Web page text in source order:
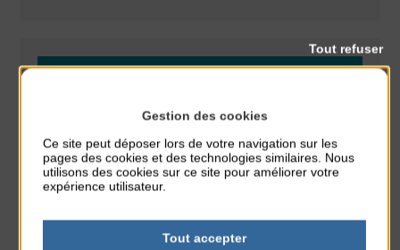
Dans l'agenda de la Station
Plage du passous
Stretching
Plage du passous
Gestion des cookies
Ce site peut déposer lors de votre navigation sur les
pages des cookies et des technologies similaires. Nous
utilisons des cookies sur ce site pour améliorer votre
expérience utilisateur.
Tout accepter
Tout refuser